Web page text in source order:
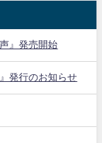
』発売開始
発行のお知らせ